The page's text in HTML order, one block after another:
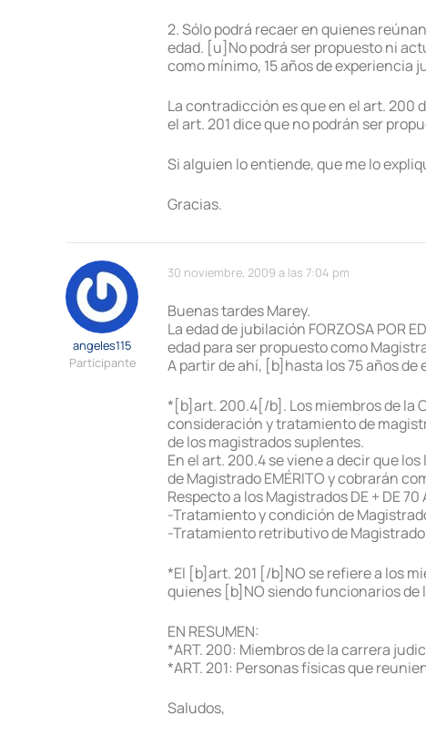
2. Sólo podrá recaer en quienes
edad. [u]No podrá ser propuesto ni
como mínimo, 15 años de experiencia
La contradicción es que en el art. 200
el art. 201 dice que no podrán ser
Si alguien lo entiende, que me lo
Gracias.
30 noviembre, 2009 a las 7:04 pm
angeles115
Participante
Buenas tardes Marey.
La edad de jubilación FORZOSA POR
edad para ser propuesto como
A partir de ahí, [b]hasta los 75 años
*[b]art. 200.4[/b]. Los miembros de la
consideración y tratamiento de
de los magistrados suplentes.
En el art. 200.4 se viene a decir que
de Magistrado EMÉRITO y cobrarán
Respecto a los Magistrados DE + DE 70
-Tratamiento y condición de
-Tratamiento retributivo de Magistrado
*El [b]art. 201 [/b]NO se refiere a los
quienes [b]NO siendo funcionarios
EN RESUMEN:
*ART. 200: Miembros de la carrera
*ART. 201: Personas físicas que
Saludos,